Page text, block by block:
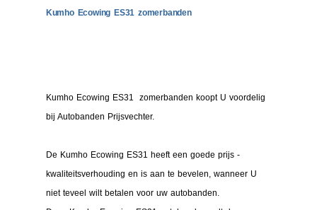
Kumho Ecowing ES31 zomerbanden
Kumho Ecowing ES31 zomerbanden koopt U voordelig
bij Autobanden Prijsvechter.
De Kumho Ecowing ES31 heeft een goede prijs -
kwaliteitsverhouding en is aan te bevelen, wanneer U
niet teveel wilt betalen voor uw autobanden.